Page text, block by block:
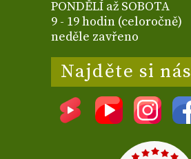
PONDĚLÍ až SOBOTA
9 - 19 hodin (celoročně)
neděle zavřeno
Najděte si nás